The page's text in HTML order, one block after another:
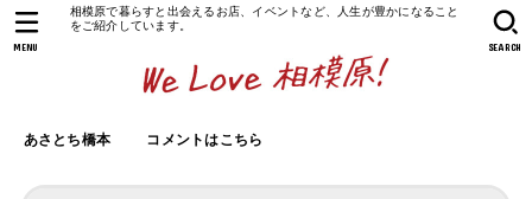
相模原で暮らすと出会えるお店、イベントなど、人生が豊かになること
をご紹介しています。
あさとち橋本 コメントはこちら
SEARCH
MENU